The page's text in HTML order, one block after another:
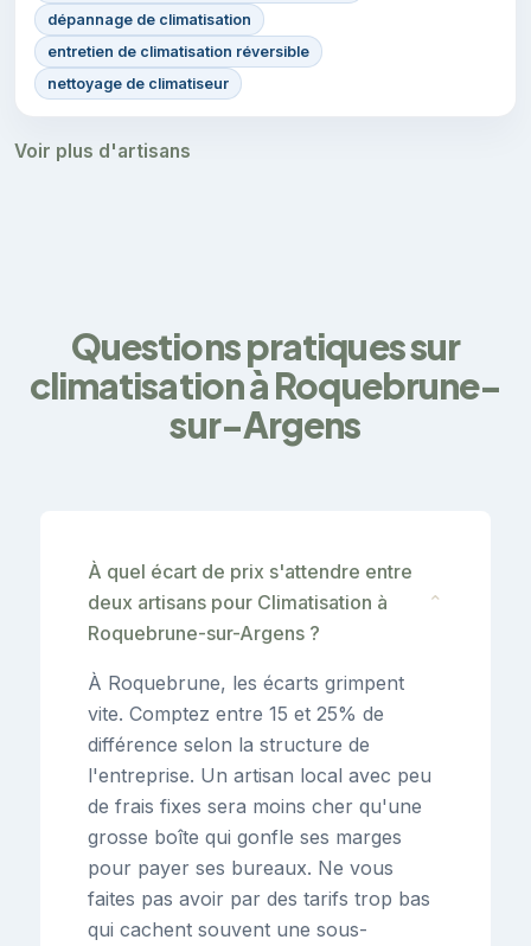
dépannage de climatisation
entretien de climatisation réversible
nettoyage de climatiseur
Voir plus d'artisans
Questions pratiques sur
climatisation à Roquebrune-
sur-Argens
À quel écart de prix s'attendre entre
deux artisans pour Climatisation à
Roquebrune-sur-Argens ?
⌄
À Roquebrune, les écarts grimpent
vite. Comptez entre 15 et 25% de
différence selon la structure de
l'entreprise. Un artisan local avec peu
de frais fixes sera moins cher qu'une
grosse boîte qui gonfle ses marges
pour payer ses bureaux. Ne vous
faites pas avoir par des tarifs trop bas
qui cachent souvent une sous-